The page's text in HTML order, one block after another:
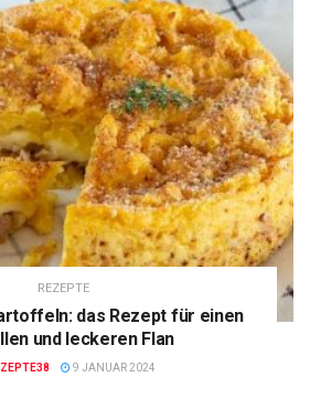
REZEPTE
das Rezept für einen
und leckeren Flan
9 JANUAR 2024